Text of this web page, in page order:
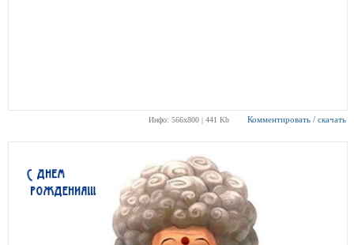
Инфо: 566х800 | 441 Kb Комментировать / скачать